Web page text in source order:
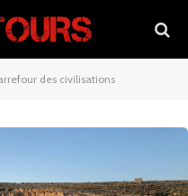
des civilisations